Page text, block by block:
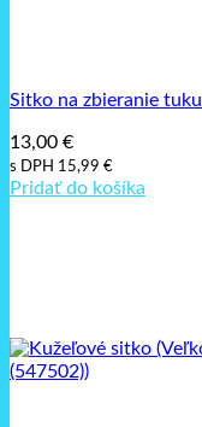
Sitko na zbieranie
13,00 €
s DPH 15,99 €
Pridať do košíka